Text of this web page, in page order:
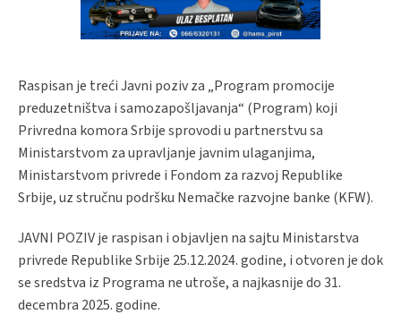
Raspisan je treći Javni poziv za „Program promocije
preduzetništva i samozapošljavanja“ (Program) koji
Privredna komora Srbije sprovodi u partnerstvu sa
Ministarstvom za upravljanje javnim ulaganjima,
Ministarstvom privrede i Fondom za razvoj Republike
Srbije, uz stručnu podršku Nemačke razvojne banke (KFW).
JAVNI POZIV je raspisan i objavljen na sajtu Ministarstva
privrede Republike Srbije 25.12.2024. godine, i otvoren je dok
se sredstva iz Programa ne utroše, a najkasnije do 31.
decembra 2025. godine.